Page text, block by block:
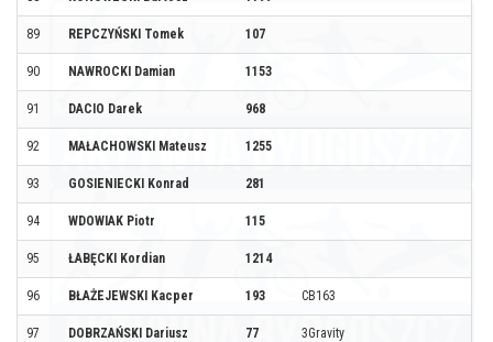
89 REPCZYŃSKI Tomek 107
90 NAWROCKI Damian 1153
91 DACIO Darek 968
92 MAŁACHOWSKI Mateusz 1255
93 GOSIENIECKI Konrad 281
94 WDOWIAK Piotr 115
95 ŁABĘCKI Kordian 1214
96 BŁAŻEJEWSKI Kacper 193 CB163
97 DOBRZAŃSKI Dariusz 77 3Gravity